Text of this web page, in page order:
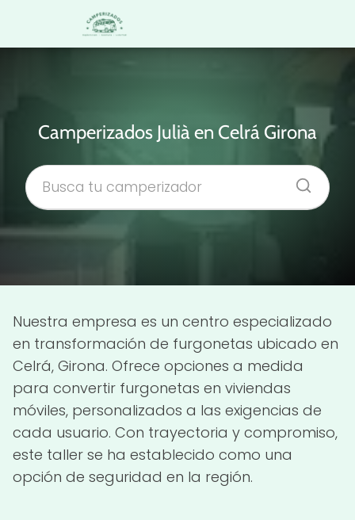
Camperizados Julià en Celrá Girona
Nuestra empresa es un centro especializado
en transformación de furgonetas ubicado en
Celrá, Girona. Ofrece opciones a medida
para convertir furgonetas en viviendas
móviles, personalizados a las exigencias de
cada usuario. Con trayectoria y compromiso,
este taller se ha establecido como una
opción de seguridad en la región.